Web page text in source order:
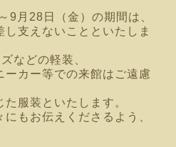
9月28日（金）の期間は、
し支えないことといたしま
などの軽装、
ーカー等での来館はご遠慮
服装といたします。
もお伝えくださるよう、